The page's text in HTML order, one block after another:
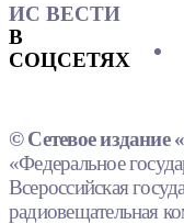
ИС ВЕСТИ
В
СОЦСЕТЯХ
© Сетевое издание
«Федеральное
Всероссийская
радиовещательная